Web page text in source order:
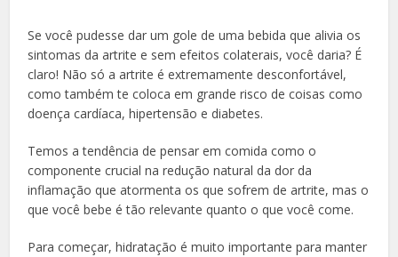
Se você pudesse dar um gole de uma bebida que alivia os
sintomas da artrite e sem efeitos colaterais, você daria? É
claro! Não só a artrite é extremamente desconfortável,
como também te coloca em grande risco de coisas como
doença cardíaca, hipertensão e diabetes.
Temos a tendência de pensar em comida como o
componente crucial na redução natural da dor da
inflamação que atormenta os que sofrem de artrite, mas o
que você bebe é tão relevante quanto o que você come.
Para começar, hidratação é muito importante para manter